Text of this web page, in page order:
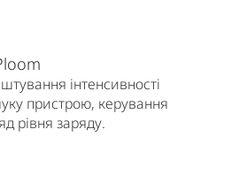
інтенсивності
пристрою, керування
рівня заряду.